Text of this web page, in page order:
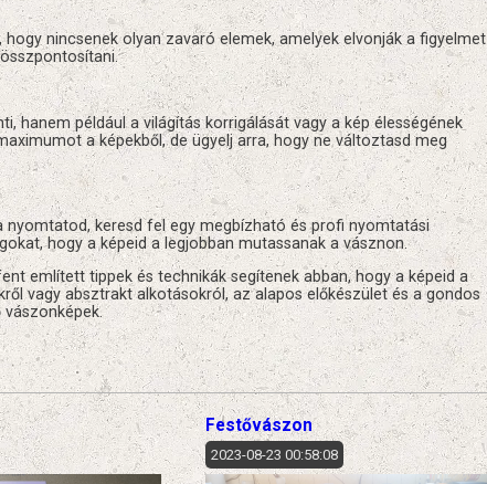
nincsenek olyan zavaró elemek, amelyek elvonják a figyelmet
hanem például a világítás korrigálását vagy a kép élességének
a képekből, de ügyelj arra, hogy ne változtasd meg
keresd fel egy megbízható és profi nyomtatási
hogy a képeid a legjobban mutassanak a vásznon.
említett tippek és technikák segítenek abban, hogy a képeid a
vagy absztrakt alkotásokról, az alapos előkészület és a gondos
Festővászon
2023-08-23 00:58:08